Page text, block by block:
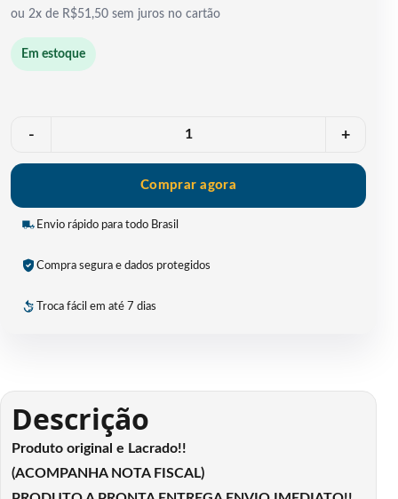
ou 2x de R$51,50 sem juros no cartão
Em estoque
- +
Comprar agora
Envio rápido para todo Brasil
Compra segura e dados protegidos
Troca fácil em até 7 dias
Descrição
Produto original e Lacrado!!
(ACOMPANHA NOTA FISCAL)